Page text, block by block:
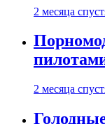
2 месяца
2 месяца